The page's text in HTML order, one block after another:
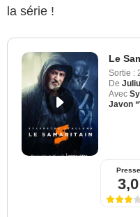
la série !
Le
Sortie :
De
Avec
Javon
Presse
3,0